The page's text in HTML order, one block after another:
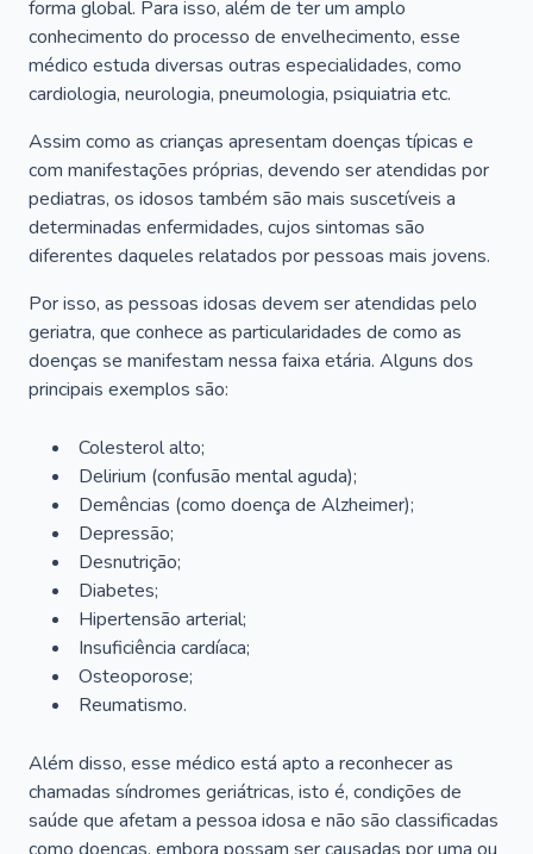
forma global. Para isso, além de ter um amplo
conhecimento do processo de envelhecimento, esse
médico estuda diversas outras especialidades, como
cardiologia, neurologia, pneumologia, psiquiatria etc.
Assim como as crianças apresentam doenças típicas e
com manifestações próprias, devendo ser atendidas por
pediatras, os idosos também são mais suscetíveis a
determinadas enfermidades, cujos sintomas são
diferentes daqueles relatados por pessoas mais jovens.
Por isso, as pessoas idosas devem ser atendidas pelo
geriatra, que conhece as particularidades de como as
doenças se manifestam nessa faixa etária. Alguns dos
principais exemplos são:
Colesterol alto;
Delirium (confusão mental aguda);
Demências (como doença de Alzheimer);
Depressão;
Desnutrição;
Diabetes;
Hipertensão arterial;
Insuficiência cardíaca;
Osteoporose;
Reumatismo.
Além disso, esse médico está apto a reconhecer as
chamadas síndromes geriátricas, isto é, condições de
saúde que afetam a pessoa idosa e não são classificadas